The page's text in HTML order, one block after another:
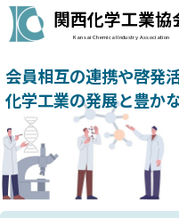
関西化学工業協
Kansai Chemical Industry Association
会員相互の連携や啓発
化学工業の発展と豊か